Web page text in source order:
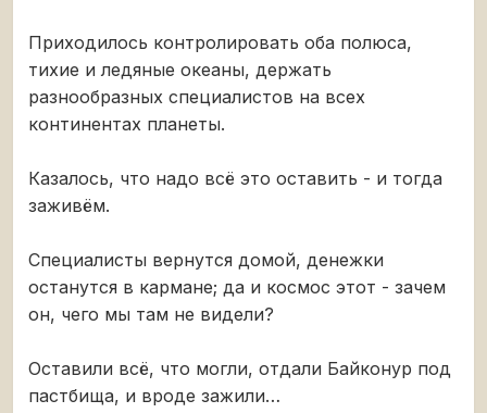
Приходилось контролировать оба полюса,
тихие и ледяные океаны, держать
разнообразных специалистов на всех
континентах планеты.
Казалось, что надо всё это оставить - и тогда
заживём.
Специалисты вернутся домой, денежки
останутся в кармане; да и космос этот - зачем
он, чего мы там не видели?
Оставили всё, что могли, отдали Байконур под
пастбища, и вроде зажили…